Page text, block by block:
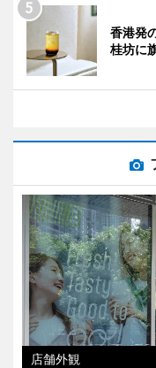
香港発
桂坊に
店舗外観